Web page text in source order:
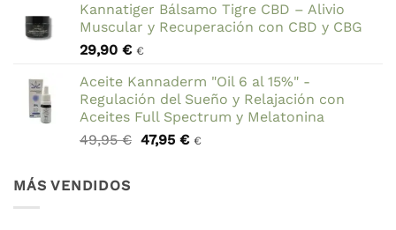
original
era:
69,90 €.
actual
es:
Kannatiger Bálsamo Tigre CBD – Alivio
Muscular y Recuperación con CBD y CBG
29,90 € €
Aceite Kannaderm "Oil 6 al 15%" -
Regulación del Sueño y Relajación con
Aceites Full Spectrum y Melatonina
49,95€ El
47,95 €El
€
MÁS VENDIDOS